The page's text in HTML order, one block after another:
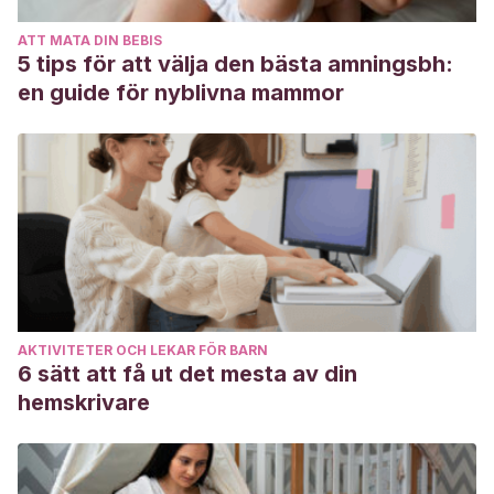
El Independiente. Recuperado de:
https://www.elindependiente.com/vida-
sana/2017/07/22/jugar-a-videojuegos-mejora-el-cerebro/
ATT MATA DIN BEBIS
5 tips för att välja den bästa amningsbh:
en guide för nyblivna mammor
AKTIVITETER OCH LEKAR FÖR BARN
6 sätt att få ut det mesta av din
hemskrivare